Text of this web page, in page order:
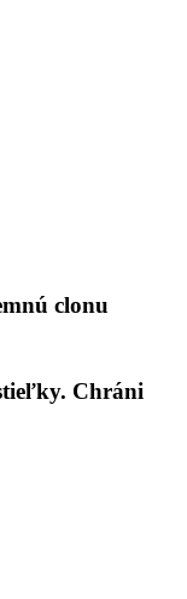
clonu
Chráni